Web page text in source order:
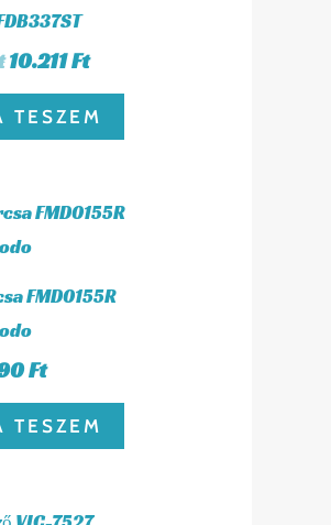
10.211Ft
TESZEM
FMD0155R
Ft
TESZEM